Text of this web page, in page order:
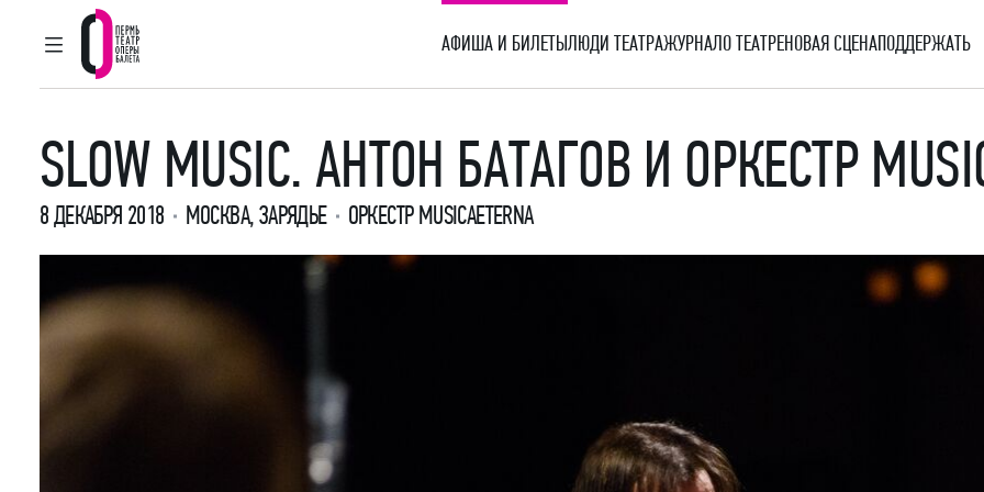
ГЛАВНОЕ МЕНЮ
Пермский театр оперы и балета
АФИША И БИЛЕТЫЛЮДИ ТЕАТРАЖУРНАЛО ТЕАТРЕНОВАЯ СЦЕНАПОДДЕРЖАТЬ
SLOW MUSIC. АНТОН БАТАГОВ И ОРКЕСТР
8 ДЕКАБРЯ 2018 МОСКВА, ЗАРЯДЬЕ ОРКЕСТР MUSICAETERNA